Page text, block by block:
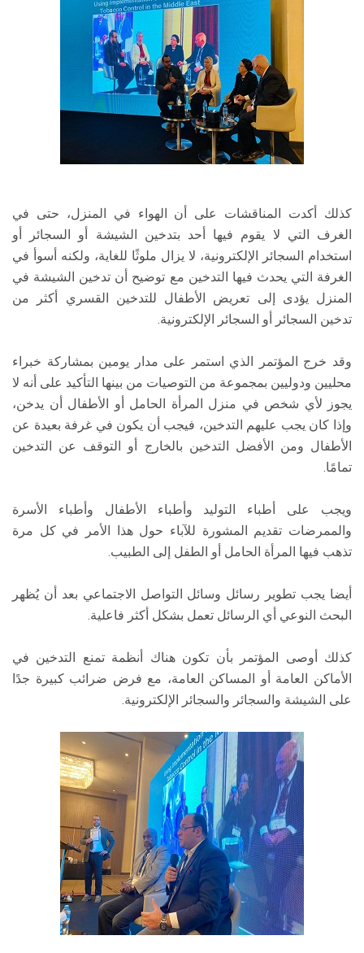
كذلك أكدت المناقشات على أن الهواء في المنزل، حتى في
الغرف التي لا يقوم فيها أحد بتدخين الشيشة أو السجائر أو
استخدام السجائر الإلكترونية، لا يزال ملوثًا للغاية، ولكنه أسوأ في
الغرفة التي يحدث فيها التدخين مع توضيح أن تدخين الشيشة في
المنزل يؤدى إلى تعريض الأطفال للتدخين القسري أكثر من
تدخين السجائر أو السجائر الإلكترونية.
وقد خرج المؤتمر الذي استمر على مدار يومين بمشاركة خبراء
محليين ودوليين بمجموعة من التوصيات من بينها التأكيد على أنه لا
يجوز لأي شخص في منزل المرأة الحامل أو الأطفال أن يدخن،
وإذا كان يجب عليهم التدخين، فيجب أن يكون في غرفة بعيدة عن
الأطفال ومن الأفضل التدخين بالخارج أو التوقف عن التدخين
تمامًا.
ويجب على أطباء التوليد وأطباء الأطفال وأطباء الأسرة
والممرضات تقديم المشورة للآباء حول هذا الأمر في كل مرة
تذهب فيها المرأة الحامل أو الطفل إلى الطبيب.
أيضا يجب تطوير رسائل وسائل التواصل الاجتماعي بعد أن يُظهر
البحث النوعي أي الرسائل تعمل بشكل أكثر فاعلية.
كذلك أوصى المؤتمر بأن تكون هناك أنظمة تمنع التدخين في
الأماكن العامة أو المساكن العامة، مع فرض ضرائب كبيرة جدًا
على الشيشة والسجائر والسجائر الإلكترونية.